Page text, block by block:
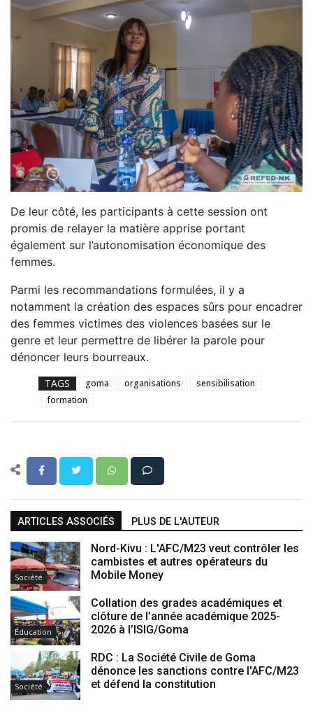
De leur côté, les participants à cette session ont
promis de relayer la matière apprise portant
également sur l’autonomisation économique des
femmes.
Parmi les recommandations formulées, il y a
notamment la création des espaces sûrs pour encadrer
des femmes victimes des violences basées sur le
genre et leur permettre de libérer la parole pour
dénoncer leurs bourreaux.
TAGS goma organisations
sensibilisation
formation
ARTICLES ASSOCIÉS PLUS DE L'AUTEUR
Société
Nord-Kivu : L'AFC/M23 veut contrôler les
cambistes et autres opérateurs du
Mobile Money
Éducation
Collation des grades académiques et
clôture de l’année académique 2025-
2026 à l’ISIG/Goma
Société
RDC : La Société Civile de Goma
dénonce les sanctions contre l'AFC/M23
et défend la constitution